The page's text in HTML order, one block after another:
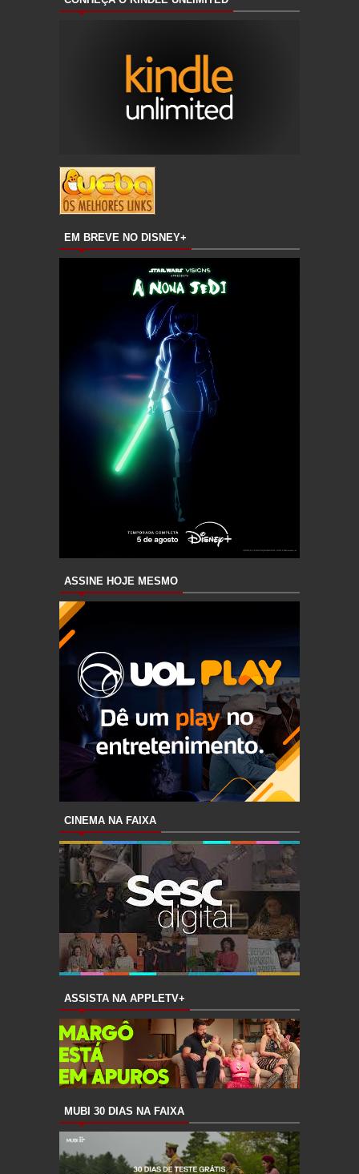
EM BREVE NO DISNEY+
ASSINE HOJE MESMO
CINEMA NA FAIXA
ASSISTA NA APPLETV+
MUBI 30 DIAS NA FAIXA